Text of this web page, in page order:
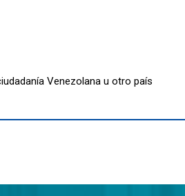
Venezolana u otro país